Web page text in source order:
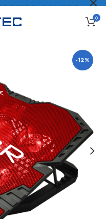
0
-12%
COMPRA